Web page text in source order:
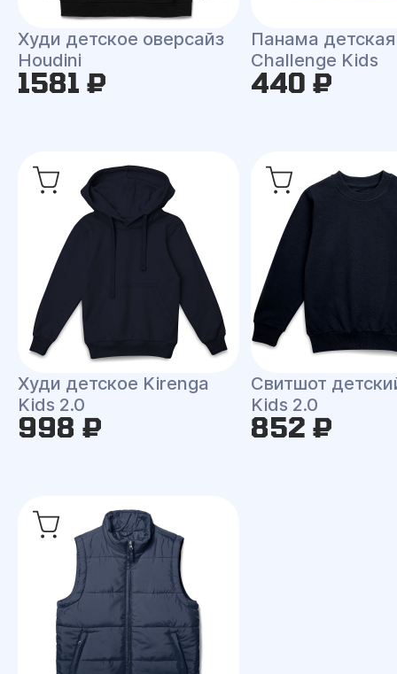
Худи детское оверсайз
Houdini
1581 ₽
Панама детская
Challenge Kids
440 ₽
Худи детское Kirenga
Kids 2.0
998 ₽
Свитшот
Kids 2.0
852 ₽